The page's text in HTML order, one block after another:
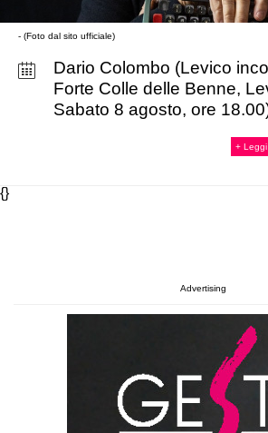
- (Foto dal sito ufficiale)
Dario Colombo (Levico
Forte Colle delle Benne,
Sabato 8 agosto, ore
+
{}
Advertising